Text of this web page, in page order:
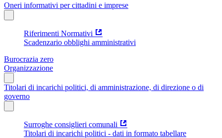
Oneri informativi per cittadini e imprese
Riferimenti Normativi
Scadenzario obblighi amministrativi
Burocrazia zero
Organizzazione
Titolari di incarichi politici, di amministrazione, di direzione o di
governo
Surroghe consiglieri comunali
Titolari di incarichi politici - dati in formato tabellare